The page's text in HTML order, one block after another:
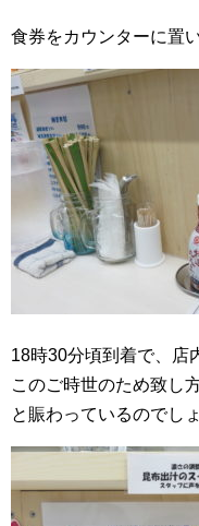
食券をカウンターに置
18時30分頃到着で、店
このご時世のため致し
と賑わっているのでし